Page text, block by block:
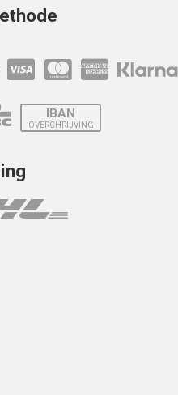
IBAN
OVERCHRIJVING